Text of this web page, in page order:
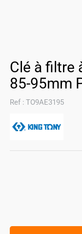
Clé à filtre
85-95mm
Ref : TO9AE3195